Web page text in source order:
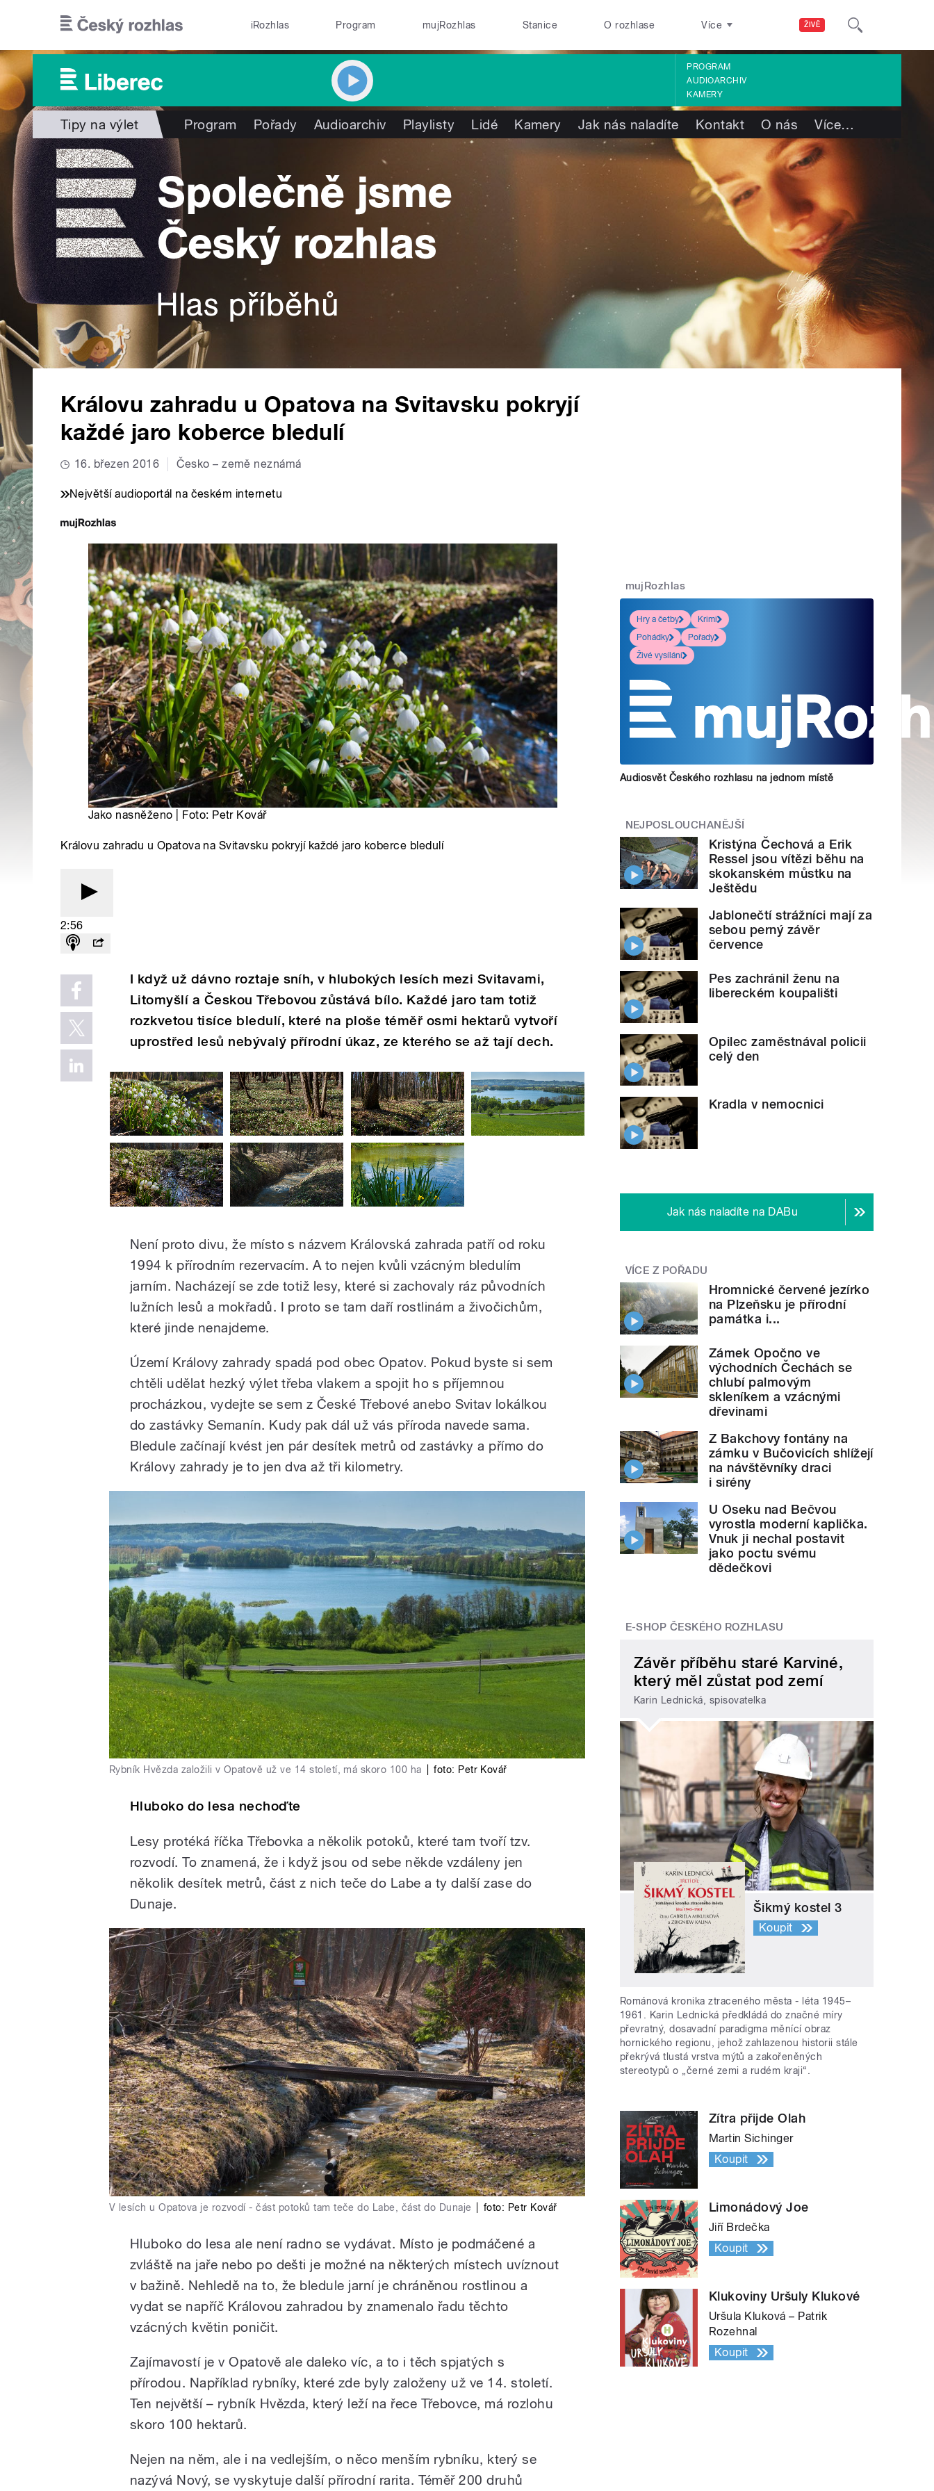
ŽIVĚ
iRozhlas Program mujRozhlas Stanice O rozhlase Více
PROGRAM
AUDIOARCHIV
KAMERY
Tipy na výlet Program Pořady Audioarchiv Playlisty Lidé Kamery Jak nás naladíte Kontakt O nás Více…
Královu zahradu u Opatova na Svitavsku pokryjí
každé jaro koberce bledulí
16. březen 2016 Česko – země neznámá
Největší audioportál na českém internetu
Jako nasněženo | Foto: Petr Kovář
Královu zahradu u Opatova na Svitavsku pokryjí každé jaro koberce bledulí
2:56
I když už dávno roztaje sníh, v hlubokých lesích mezi Svitavami,
Litomyšlí a Českou Třebovou zůstává bílo. Každé jaro tam totiž
rozkvetou tisíce bledulí, které na ploše téměř osmi hektarů vytvoří
uprostřed lesů nebývalý přírodní úkaz, ze kterého se až tají dech.
Není proto divu, že místo s názvem Královská zahrada patří od roku
1994 k přírodním rezervacím. A to nejen kvůli vzácným bledulím
jarním. Nacházejí se zde totiž lesy, které si zachovaly ráz původních
lužních lesů a mokřadů. I proto se tam daří rostlinám a živočichům,
které jinde nenajdeme.
Území Královy zahrady spadá pod obec Opatov. Pokud byste si sem
chtěli udělat hezký výlet třeba vlakem a spojit ho s příjemnou
procházkou, vydejte se sem z České Třebové anebo Svitav lokálkou
do zastávky Semanín. Kudy pak dál už vás příroda navede sama.
Bledule začínají kvést jen pár desítek metrů od zastávky a přímo do
Královy zahrady je to jen dva až tři kilometry.
Rybník Hvězda založili v Opatově už ve 14 století, má skoro 100 ha foto: Petr Kovář
Hluboko do lesa nechoďte
Lesy protéká říčka Třebovka a několik potoků, které tam tvoří tzv.
rozvodí. To znamená, že i když jsou od sebe někde vzdáleny jen
několik desítek metrů, část z nich teče do Labe a ty další zase do
Dunaje.
V lesích u Opatova je rozvodí - část potoků tam teče do Labe, část do Dunaje foto: Petr Kovář
Hluboko do lesa ale není radno se vydávat. Místo je podmáčené a
zvláště na jaře nebo po dešti je možné na některých místech uvíznout
v bažině. Nehledě na to, že bledule jarní je chráněnou rostlinou a
vydat se napříč Královou zahradou by znamenalo řadu těchto
vzácných květin poničit.
Zajímavostí je v Opatově ale daleko víc, a to i těch spjatých s
přírodou. Například rybníky, které zde byly založeny už ve 14. století.
Ten největší – rybník Hvězda, který leží na řece Třebovce, má rozlohu
skoro 100 hektarů.
Nejen na něm, ale i na vedlejším, o něco menším rybníku, který se
nazývá Nový, se vyskytuje další přírodní rarita. Téměř 200 druhů
mujRozhlas
Hry a četby
Krimi
Pohádky
Pořady
Živé vysílání
Audiosvět Českého rozhlasu na jednom místě
NEJPOSLOUCHANĚJŠÍ
Kristýna Čechová a Erik
Ressel jsou vítězi běhu na
skokanském můstku na
Ještědu
Jablonečtí strážníci mají za
sebou perný závěr
července
Pes zachránil ženu na
libereckém koupališti
Opilec zaměstnával policii
celý den
Kradla v nemocnici
Jak nás naladíte na DABu
VÍCE Z POŘADU
Hromnické červené jezírko
na Plzeňsku je přírodní
památka i...
Zámek Opočno ve
východních Čechách se
chlubí palmovým
skleníkem a vzácnými
dřevinami
Z Bakchovy fontány na
zámku v Bučovicích shlížejí
na návštěvníky draci
i sirény
U Oseku nad Bečvou
vyrostla moderní kaplička.
Vnuk ji nechal postavit
jako poctu svému
dědečkovi
E-SHOP ČESKÉHO ROZHLASU
Závěr příběhu staré Karviné,
který měl zůstat pod zemí
Karin Lednická, spisovatelka
Šikmý kostel 3
Koupit
Románová kronika ztraceného města - léta 1945–
1961. Karin Lednická předkládá do značné míry
převratný, dosavadní paradigma měnící obraz
hornického regionu, jehož zahlazenou historii stále
překrývá tlustá vrstva mýtů a zakořeněných
stereotypů o „černé zemi a rudém kraji“.
Zítra přijde Olah
Martin Sichinger
Koupit
Limonádový Joe
Jiří Brdečka
Koupit
Klukoviny Uršuly Klukové
Uršula Kluková – Patrik
Rozehnal
Koupit